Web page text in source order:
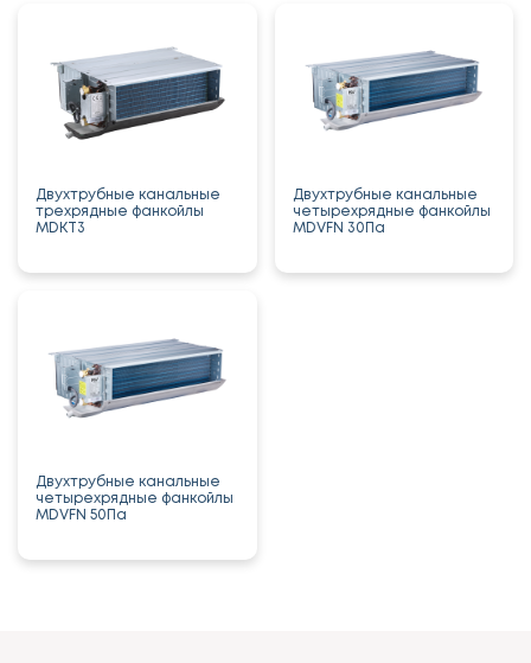
Двухтрубные канальные
трехрядные фанкойлы
MDKT3
Двухтрубные канальные
четырехрядные фанкойлы
MDVFN 30Па
Двухтрубные канальные
четырехрядные фанкойлы
MDVFN 50Па